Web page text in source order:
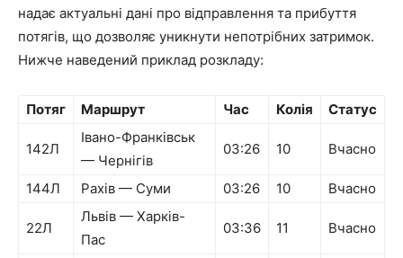
надає актуальні дані про відправлення та прибуття
потягів, що дозволяє уникнути непотрібних затримок.
Нижче наведений приклад розкладу:
Потяг Маршрут Час Колія Статус
142Л
Івано-Франківськ
— Чернігів
03:26 10 Вчасно
144Л Рахів — Суми 03:26 10 Вчасно
22Л
Львів — Харків-
Пас
03:36 11 Вчасно